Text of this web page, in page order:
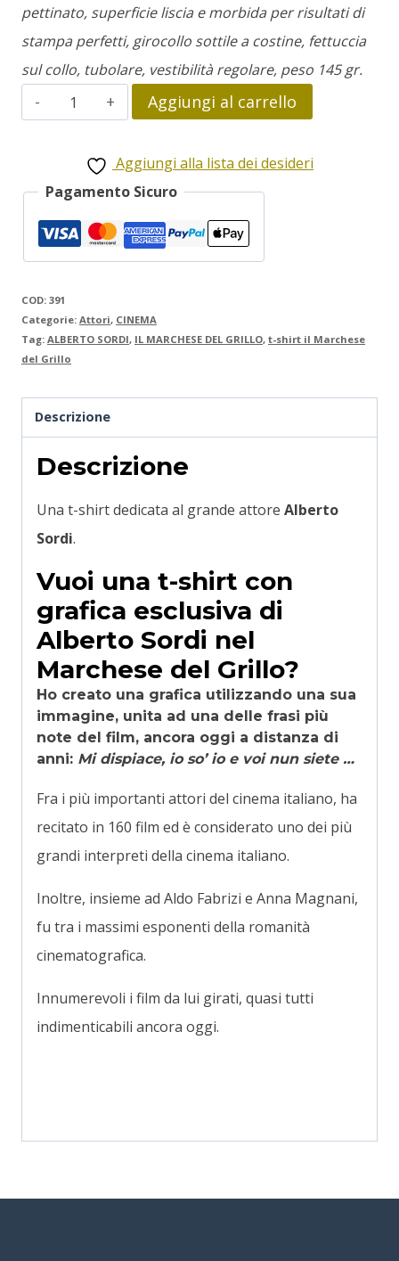
pettinato, superficie liscia e morbida per risultati di
stampa perfetti, girocollo sottile a costine, fettuccia
sul collo, tubolare, vestibilità regolare, peso 145 gr.
Alberto
Sordi
quantità
Aggiungi al carrello
Aggiungi alla lista dei desideri
Pagamento Sicuro
COD: 391
Categorie: Attori, CINEMA
Tag: ALBERTO SORDI, IL MARCHESE DEL GRILLO, t-shirt il Marchese
del Grillo
Descrizione
Descrizione
Una t-shirt dedicata al grande attore Alberto
Sordi.
Vuoi una t-shirt con
grafica esclusiva di
Alberto Sordi nel
Marchese del Grillo?
Ho creato una grafica utilizzando una sua
immagine, unita ad una delle frasi più
note del film, ancora oggi a distanza di
anni: Mi dispiace, io so’ io e voi nun siete …
Fra i più importanti attori del cinema italiano, ha
recitato in 160 film ed è considerato uno dei più
grandi interpreti della cinema italiano.
Inoltre, insieme ad Aldo Fabrizi e Anna Magnani,
fu tra i massimi esponenti della romanità
cinematografica.
Innumerevoli i film da lui girati, quasi tutti
indimenticabili ancora oggi.